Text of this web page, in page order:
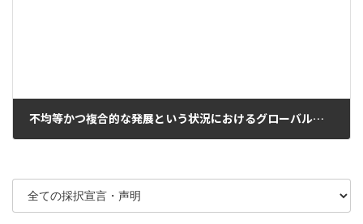
不均等かつ複合的な発展という状況におけるグローバルな物質的脱成長